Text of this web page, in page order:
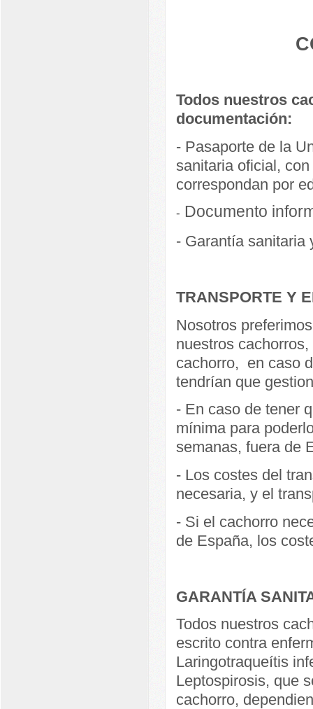
Todos nuestros
documentación:
- Pasaporte de la
sanitaria oficial,
correspondan por
- Documento
- Garantía sanitaria
TRANSPORTE Y
Nosotros
nuestros
cachorro, en caso
tendrían que
- En caso de tener
mínima para
semanas, fuera de
- Los costes del
necesaria, y el
- Si el cachorro
de España, los
GARANTÍA
Todos nuestros
escrito contra
Laringotraqueítis
Leptospirosis, que
cachorro,